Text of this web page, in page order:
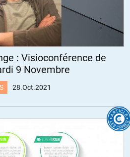
: Visioconférence de
9 Novembre
28.Oct.2021